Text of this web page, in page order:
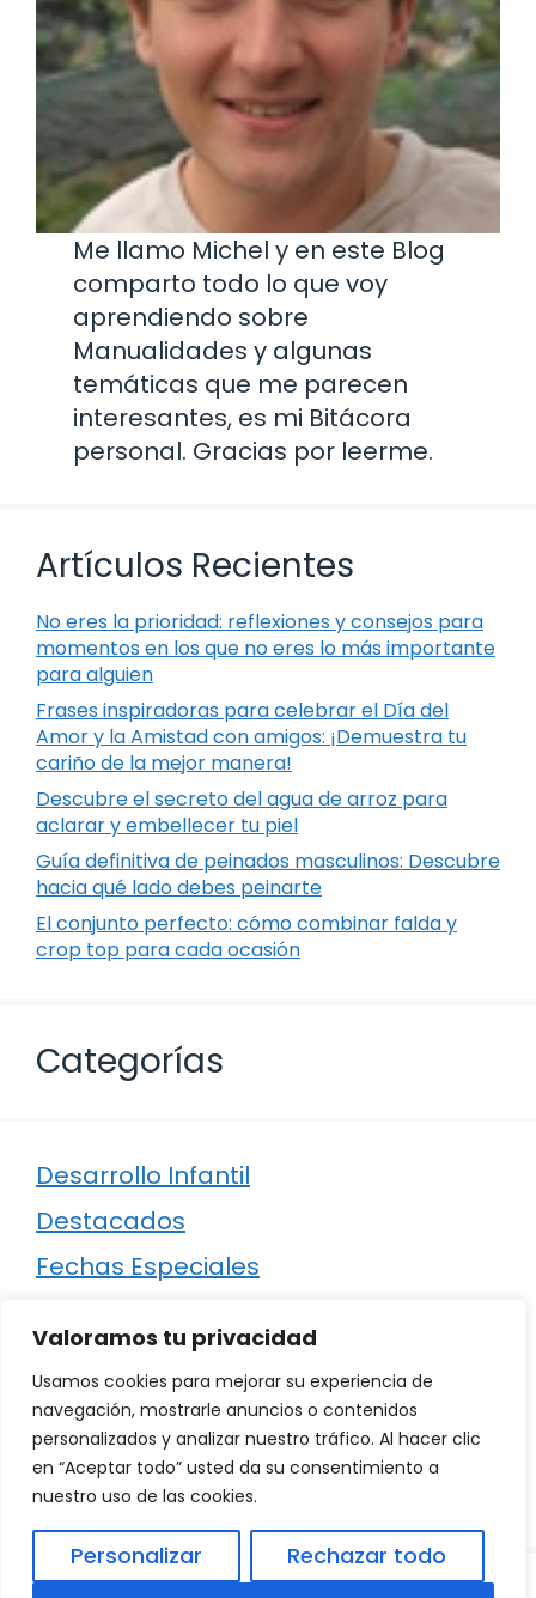
Valoramos tu privacidad
Usamos cookies para mejorar su experiencia de
navegación, mostrarle anuncios o contenidos
personalizados y analizar nuestro tráfico. Al hacer clic
en “Aceptar todo” usted da su consentimiento a
nuestro uso de las cookies.
Personalizar
Rechazar todo
Me llamo Michel y en este Blog
comparto todo lo que voy
aprendiendo sobre
Manualidades y algunas
temáticas que me parecen
interesantes, es mi Bitácora
personal. Gracias por leerme.
Artículos Recientes
No eres la prioridad: reflexiones y consejos para
momentos en los que no eres lo más importante
para alguien
Frases inspiradoras para celebrar el Día del
Amor y la Amistad con amigos: ¡Demuestra tu
cariño de la mejor manera!
Descubre el secreto del agua de arroz para
aclarar y embellecer tu piel
Guía definitiva de peinados masculinos: Descubre
hacia qué lado debes peinarte
El conjunto perfecto: cómo combinar falda y
crop top para cada ocasión
Categorías
Desarrollo Infantil
Destacados
Fechas Especiales
Regalos
Relaciones
Ropa
Política de Privacidad Aviso Legal|